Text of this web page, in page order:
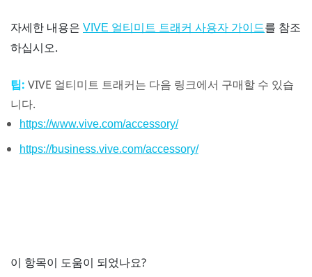
자세한 내용은 VIVE 얼티미트 트래커 사용자 가이드를 참조
하십시오.
팁: VIVE 얼티미트 트래커는 다음 링크에서 구매할 수 있습
니다.
https://www.vive.com/accessory/
https://business.vive.com/accessory/
이 항목이 도움이 되었나요?